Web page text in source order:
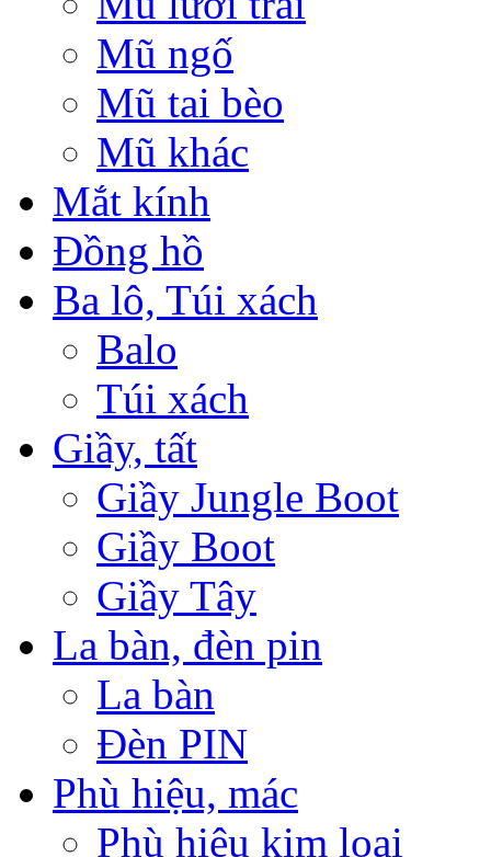
Mũ ngố
Mũ tai bèo
Mũ khác
Mắt kính
Đồng hồ
Ba lô, Túi xách
Balo
Túi xách
Giầy, tất
Giầy Jungle Boot
Giầy Boot
Giầy Tây
La bàn, đèn pin
La bàn
Đèn PIN
Phù hiệu, mác
Phù hiệu kim loại